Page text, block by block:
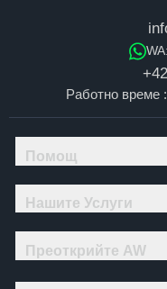
Работно време
Помощ
Нашите Услуги
Преоткрийте AW